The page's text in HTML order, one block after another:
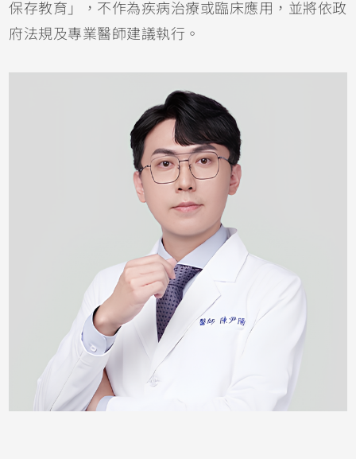
保存教育」，不作為疾病治療或臨床應用，並將依政
府法規及專業醫師建議執行。